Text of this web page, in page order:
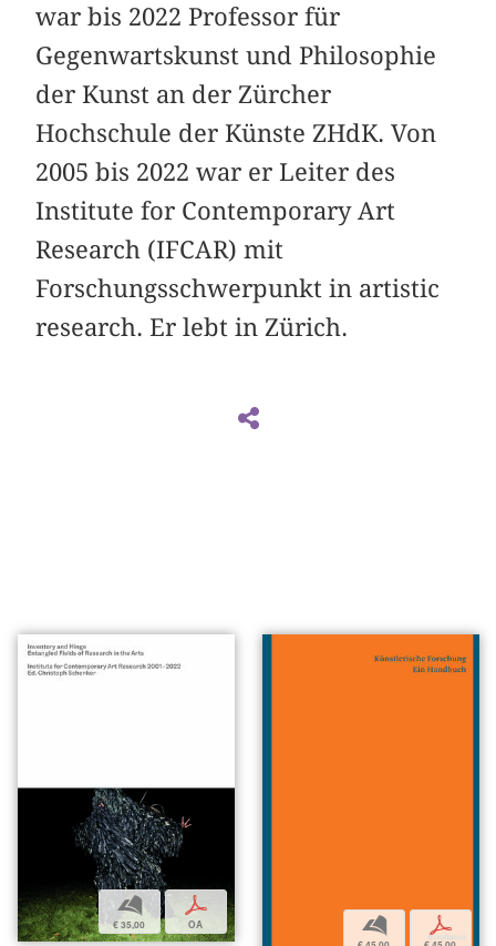
war bis 2022 Professor für
Gegenwartskunst und Philosophie
der Kunst an der Zürcher
Hochschule der Künste ZHdK. Von
2005 bis 2022 war er Leiter des
Institute for Contemporary Art
Research (IFCAR) mit
Forschungsschwerpunkt in artistic
research. Er lebt in Zürich.
b
€ 35,00
p
OA b p